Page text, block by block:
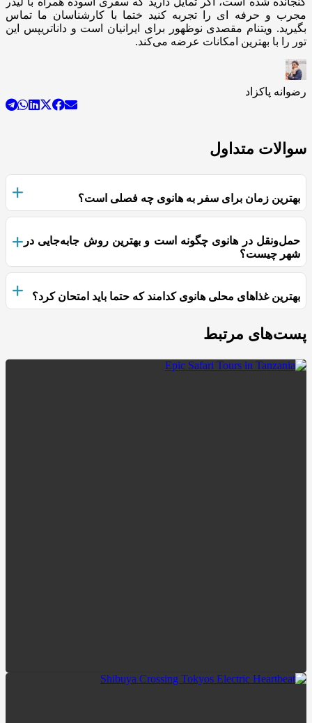
مجرب و حرفه ای را تجربه کنید ختما با کارشناسان ما تماس
بگیرید. ویتنام مقصدی نوظهور برای ایرانیان است و داناتریپس این
تور را با بهترین امکانات عرضه می‌کند.
رضوانه پاکزاد
سوالات متداول
بهترین زمان برای سفر به هانوی چه فصلی است؟
حمل‌ونقل در هانوی چگونه است و بهترین روش جابه‌جایی در
شهر چیست؟
بهترین غذاهای محلی هانوی کدامند که حتما باید امتحان کرد؟
پست‌های مرتبط